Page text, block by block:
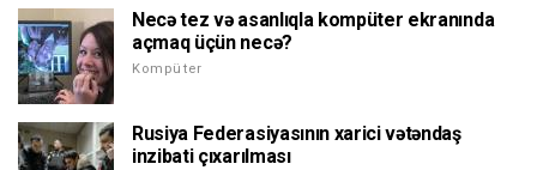
Necə tez və asanlıqla kompüter ekranında
açmaq üçün necə?
Kompüter
Rusiya Federasiyasının xarici vətəndaş
inzibati çıxarılması